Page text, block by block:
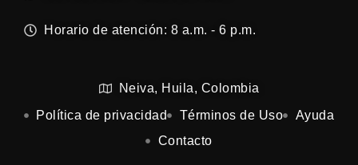
Horario de atención: 8 a.m. - 6 p.m.
Neiva, Huila, Colombia
Política de privacidad
Términos de Uso
Ayuda
Contacto